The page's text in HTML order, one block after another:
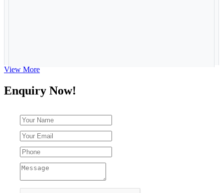
View More
Enquiry Now!